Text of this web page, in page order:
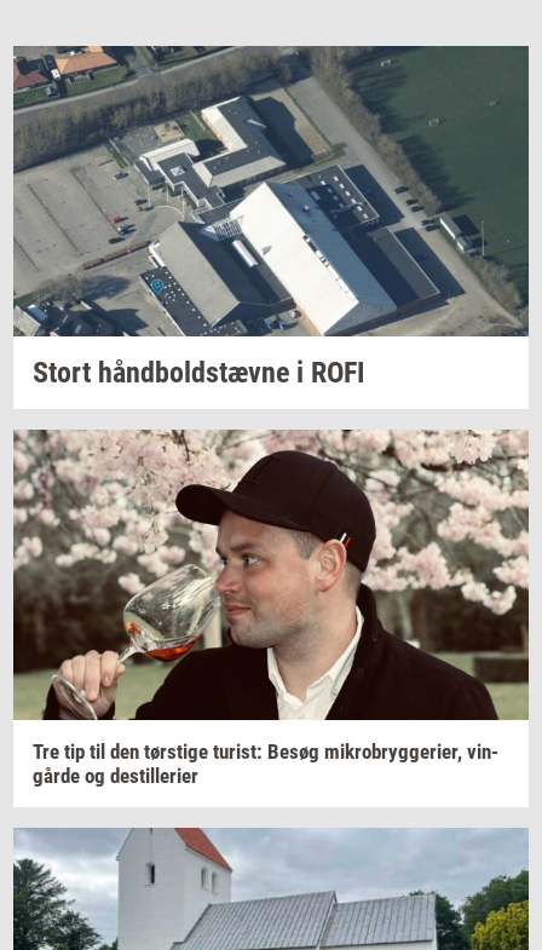
Stort hånd­bold­stæv­ne i ROFI
Tre tip til den tørsti­ge turist: Besøg mi­kro­bryg­ge­ri­er, vin­
går­de og destil­le­ri­er